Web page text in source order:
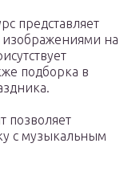
представляет
на
подборка в
позволяет
с музыкальным